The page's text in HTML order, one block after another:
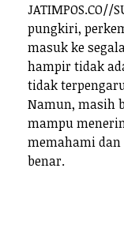
JATIMPOS.CO//
pungkiri,
masuk ke
hampir tidak
tidak
Namun, masih
mampu
memahami
benar.